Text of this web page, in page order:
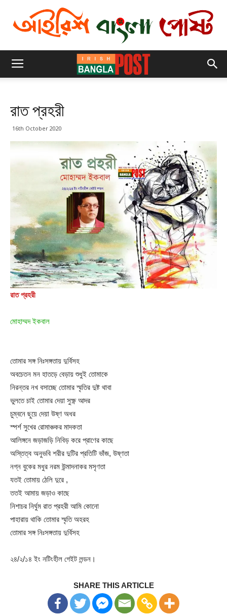
রাত প্রহরী
16th October 2020
রাত প্রহরী
মোহাম্মদ ইকবাল
তোমার সঙ্গ নিঃসঙ্গতায় দুর্বিসহ
অবচেতন মন হাতড়ে বেড়ায় শুধুই তোমাকে
নিরন্তর নখ বসাচ্ছে তোমার স্মৃতির দুষ্ট থাবা
ভুলতে চাই তোমার দেয়া সুক্ষ্ণ আদর
চুম্বনে ছুয়ে দেয়া উষ্ণ অধর
স্পর্শ সুখের রোমাঞ্চকর মাদকতা
আলিঙ্গনে জড়াজড়ি নিবিড় করে প্রাণের কাছে
অস্তিত্ব অনুভবি শরীর দুটির প্রতিটি ভাঁজ, উষ্ণতা
নগ্ন বুকের মধুর নরম উন্মাদনাকর মসৃণতা
যতই তোমায় ঠেলি দুরে ,
ততই আমায় জড়াও কাছে
নিশাচর নির্ঘুম রাত প্রহরী আমি কোনো
পাহারায় থাকি তোমার স্মৃতি অহরহ
তোমার সঙ্গ নিঃসঙ্গতায় দুর্বিসহ
২৪/২/১৪ ইং নটিংহীল গেইট লন্ডন।
SHARE THIS ARTICLE